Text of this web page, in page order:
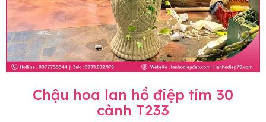
Chậu hoa lan hồ điệp tím 30
cành T233